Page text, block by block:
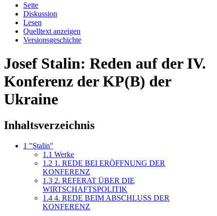
Seite
Diskussion
Lesen
Quelltext anzeigen
Versionsgeschichte
Josef Stalin: Reden auf der IV.
Konferenz der KP(B) der
Ukraine
Inhaltsverzeichnis
1 "Stalin"
1.1 Werke
1.2 1. REDE BEI ERÖFFNUNG DER
KONFERENZ
1.3 2. REFERAT ÜBER DIE
WIRTSCHAFTSPOLITIK
1.4 4. REDE BEIM ABSCHLUSS DER
KONFERENZ